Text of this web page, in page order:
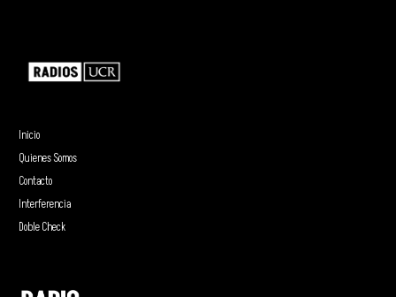
Inicio
Quienes Somos
Contacto
Interferencia
Doble Check